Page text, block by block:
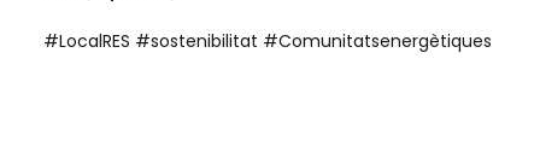
#LocalRES #sostenibilitat #Comunitatsenergètiques